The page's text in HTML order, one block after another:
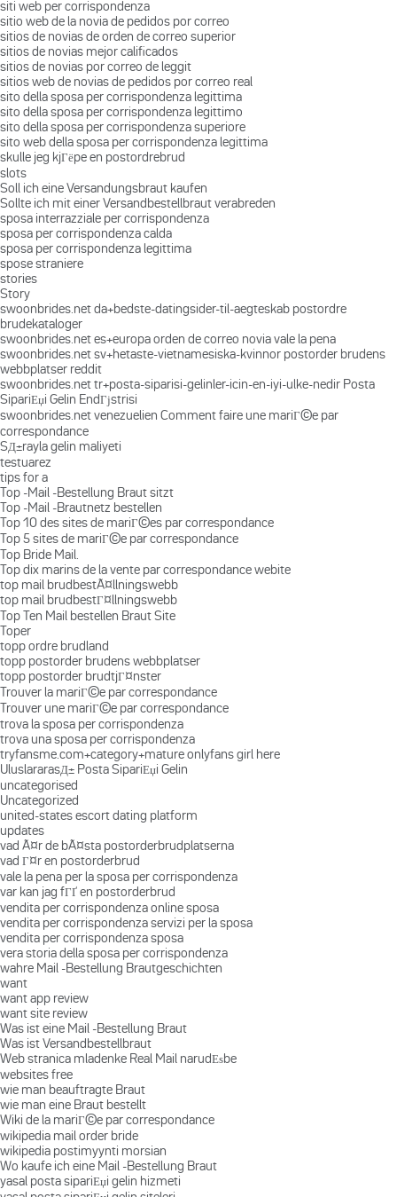
siti web per corrispondenza
sitio web de la novia de pedidos por correo
sitios de novias de orden de correo superior
sitios de novias mejor calificados
sitios de novias por correo de leggit
sitios web de novias de pedidos por correo real
sito della sposa per corrispondenza legittima
sito della sposa per corrispondenza legittimo
sito della sposa per corrispondenza superiore
sito web della sposa per corrispondenza legittima
skulle jeg kjГёpe en postordrebrud
slots
Soll ich eine Versandungsbraut kaufen
Sollte ich mit einer Versandbestellbraut verabreden
sposa interrazziale per corrispondenza
sposa per corrispondenza calda
sposa per corrispondenza legittima
spose straniere
stories
Story
swoonbrides.net da+bedste-datingsider-til-aegteskab postordre
brudekataloger
swoonbrides.net es+europa orden de correo novia vale la pena
swoonbrides.net sv+hetaste-vietnamesiska-kvinnor postorder brudens
webbplatser reddit
swoonbrides.net tr+posta-siparisi-gelinler-icin-en-iyi-ulke-nedir Posta
SipariЕџi Gelin EndГјstrisi
swoonbrides.net venezuelien Comment faire une mariГ©e par
correspondance
SД±rayla gelin maliyeti
testuarez
tips for a
Top -Mail -Bestellung Braut sitzt
Top -Mail -Brautnetz bestellen
Top 10 des sites de mariГ©es par correspondance
Top 5 sites de mariГ©e par correspondance
Top Bride Mail.
Top dix marins de la vente par correspondance webite
top mail brudbestÃ¤llningswebb
top mail brudbestГ¤llningswebb
Top Ten Mail bestellen Braut Site
Toper
topp ordre brudland
topp postorder brudens webbplatser
topp postorder brudtjГ¤nster
Trouver la mariГ©e par correspondance
Trouver une mariГ©e par correspondance
trova la sposa per corrispondenza
trova una sposa per corrispondenza
tryfansme.com+category+mature onlyfans girl here
UluslararasД± Posta SipariЕџi Gelin
uncategorised
Uncategorized
united-states escort dating platform
updates
vad Ã¤r de bÃ¤sta postorderbrudplatserna
vad Г¤r en postorderbrud
vale la pena per la sposa per corrispondenza
var kan jag fГҐ en postorderbrud
vendita per corrispondenza online sposa
vendita per corrispondenza servizi per la sposa
vendita per corrispondenza sposa
vera storia della sposa per corrispondenza
wahre Mail -Bestellung Brautgeschichten
want
want app review
want site review
Was ist eine Mail -Bestellung Braut
Was ist Versandbestellbraut
Web stranica mladenke Real Mail narudЕѕbe
websites free
wie man beauftragte Braut
wie man eine Braut bestellt
Wiki de la mariГ©e par correspondance
wikipedia mail order bride
wikipedia postimyynti morsian
Wo kaufe ich eine Mail -Bestellung Braut
yasal posta sipariЕџi gelin hizmeti